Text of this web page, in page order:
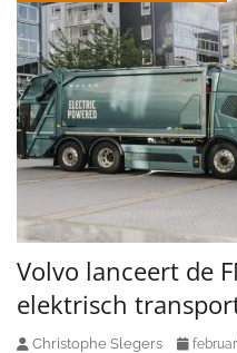
Volvo lanceert de
elektrisch
Christophe Slegers